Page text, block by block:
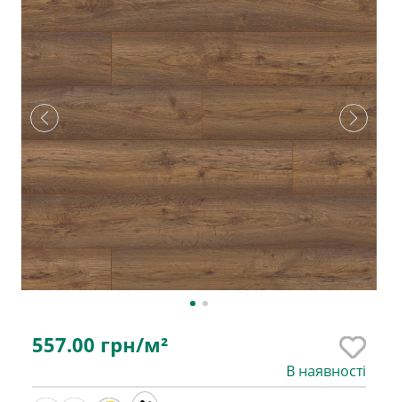
557.00 грн/м²
В наявності